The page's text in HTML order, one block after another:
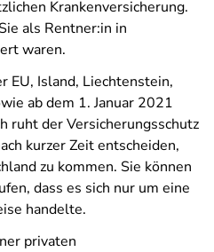
Krankenversicherung.
als Rentner:in in
waren.
EU, Island, Liechtenstein,
ab dem 1. Januar 2021
ruht der Versicherungsschutz
kurzer Zeit entscheiden,
zu kommen. Sie können
dass es sich nur um eine
handelte.
privaten